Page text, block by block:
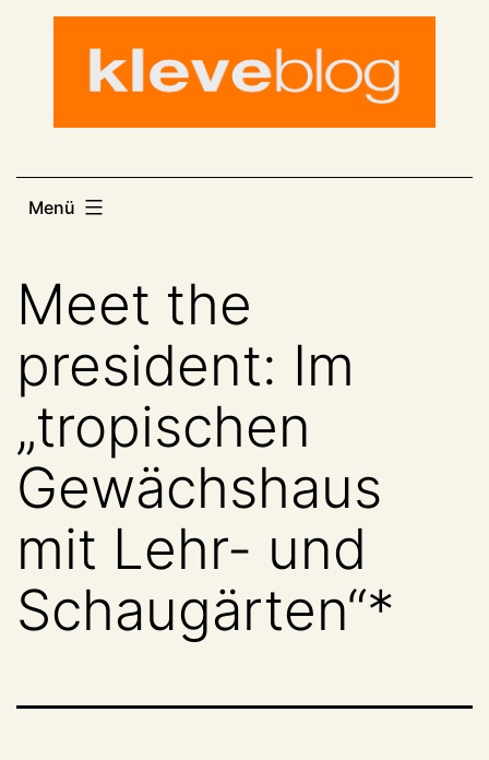
Menü
Meet the
president: Im
„tropischen
Gewächshaus
mit Lehr- und
Schaugärten“*